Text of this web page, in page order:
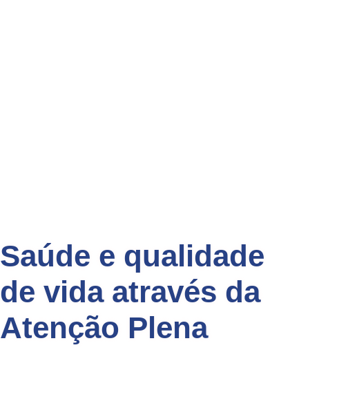
Saúde e qualidade
de vida através da
Atenção Plena